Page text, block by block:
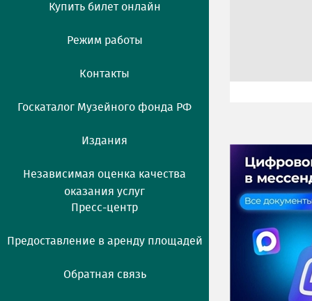
Купить билет онлайн
Режим работы
Контакты
Госкаталог Музейного фонда РФ
Издания
Независимая оценка качества
оказания услуг
Пресс-центр
Предоставление в аренду площадей
Обратная связь